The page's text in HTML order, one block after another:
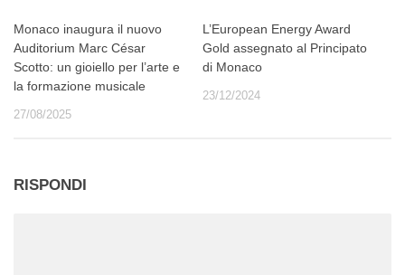
Monaco inaugura il nuovo
Auditorium Marc César
Scotto: un gioiello per l’arte e
la formazione musicale
27/08/2025
L’European Energy Award
Gold assegnato al Principato
di Monaco
23/12/2024
RISPONDI